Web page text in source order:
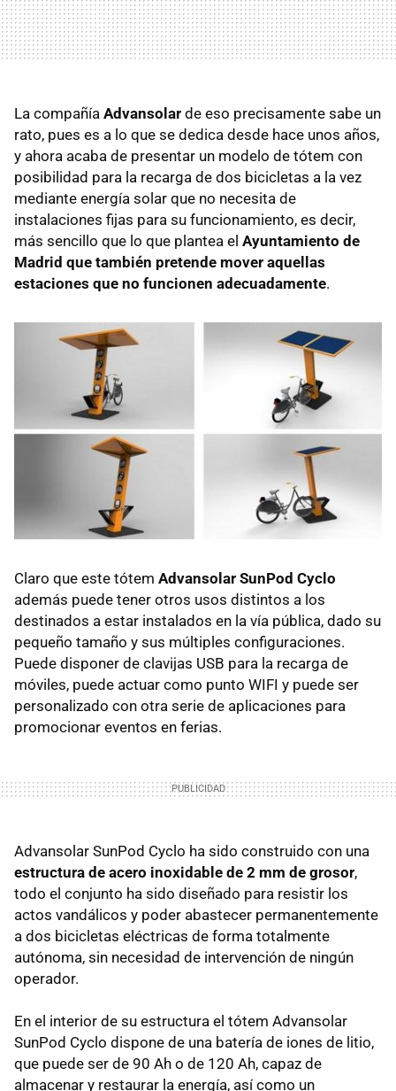
La compañía Advansolar de eso precisamente sabe un
rato, pues es a lo que se dedica desde hace unos años,
y ahora acaba de presentar un modelo de tótem con
posibilidad para la recarga de dos bicicletas a la vez
mediante energía solar que no necesita de
instalaciones fijas para su funcionamiento, es decir,
más sencillo que lo que plantea el Ayuntamiento de
Madrid que también pretende mover aquellas
estaciones que no funcionen adecuadamente.
Claro que este tótem Advansolar SunPod Cyclo
además puede tener otros usos distintos a los
destinados a estar instalados en la vía pública, dado su
pequeño tamaño y sus múltiples configuraciones.
Puede disponer de clavijas USB para la recarga de
móviles, puede actuar como punto WIFI y puede ser
personalizado con otra serie de aplicaciones para
promocionar eventos en ferias.
Advansolar SunPod Cyclo ha sido construido con una
estructura de acero inoxidable de 2 mm de grosor,
todo el conjunto ha sido diseñado para resistir los
actos vandálicos y poder abastecer permanentemente
a dos bicicletas eléctricas de forma totalmente
autónoma, sin necesidad de intervención de ningún
operador.
En el interior de su estructura el tótem Advansolar
SunPod Cyclo dispone de una batería de iones de litio,
que puede ser de 90 Ah o de 120 Ah, capaz de
almacenar y restaurar la energía, así como un